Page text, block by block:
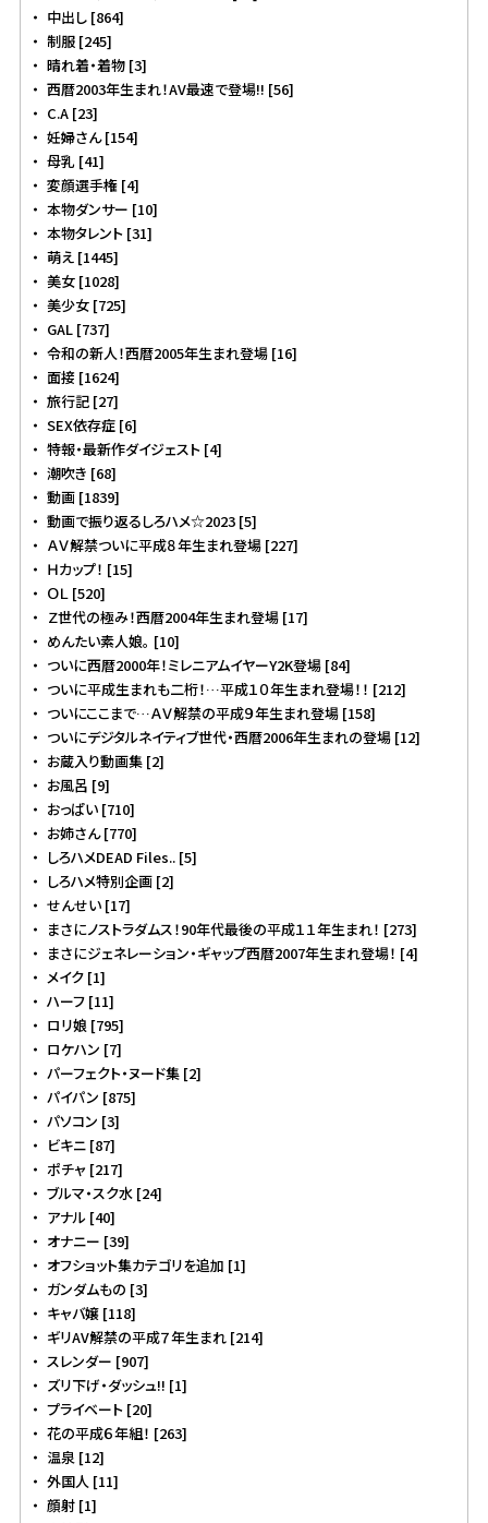
中出し [864]
制服 [245]
晴れ着・着物 [3]
西暦2003年生まれ！AV最速で登場!! [56]
C.A [23]
妊婦さん [154]
母乳 [41]
変顔選手権 [4]
本物ダンサー [10]
本物タレント [31]
萌え [1445]
美女 [1028]
美少女 [725]
GAL [737]
令和の新人！西暦2005年生まれ登場 [16]
面接 [1624]
旅行記 [27]
SEX依存症 [6]
特報・最新作ダイジェスト [4]
潮吹き [68]
動画 [1839]
動画で振り返るしろハメ☆2023 [5]
ＡＶ解禁ついに平成８年生まれ登場 [227]
Ｈカップ！ [15]
ＯＬ [520]
Ｚ世代の極み！西暦2004年生まれ登場 [17]
めんたい素人娘。 [10]
ついに西暦2000年！ミレニアムイヤーY2K登場 [84]
ついに平成生まれも二桁！…平成１０年生まれ登場！！ [212]
ついにここまで…ＡＶ解禁の平成９年生まれ登場 [158]
ついにデジタルネイティブ世代・西暦2006年生まれの登場 [12]
お蔵入り動画集 [2]
お風呂 [9]
おっぱい [710]
お姉さん [770]
しろハメDEAD Files.. [5]
しろハメ特別企画 [2]
せんせい [17]
まさにノストラダムス！90年代最後の平成１１年生まれ！ [273]
まさにジェネレーション・ギャップ西暦2007年生まれ登場！ [4]
メイク [1]
ハーフ [11]
ロリ娘 [795]
ロケハン [7]
パーフェクト・ヌード集 [2]
パイパン [875]
パソコン [3]
ビキニ [87]
ポチャ [217]
ブルマ・スク水 [24]
アナル [40]
オナニー [39]
オフショット集カテゴリを追加 [1]
ガンダムもの [3]
キャバ嬢 [118]
ギリAV解禁の平成７年生まれ [214]
スレンダー [907]
ズリ下げ・ダッシュ!! [1]
プライベート [20]
花の平成６年組！ [263]
温泉 [12]
外国人 [11]
顔射 [1]